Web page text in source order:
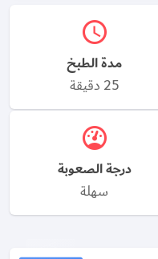
مدة الطبخ
25 دقيقة
درجة الصعوبة
سهلة